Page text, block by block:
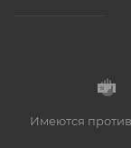
Имеются